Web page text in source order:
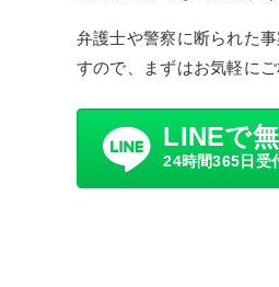
弁護士や警察に断られた
すので、まずはお気軽にご
LINEで
24時間365日受